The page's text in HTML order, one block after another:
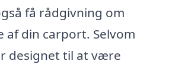
få rådgivning om
af din carport. Selvom
designet til at være